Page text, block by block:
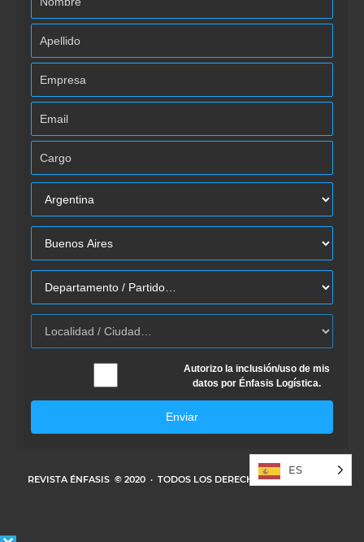
Autorizo la inclusión/uso de mis
datos por Énfasis Logística.
Enviar
REVISTA ÉNFASIS © 2020 · TODOS LOS DERECHOS RESERVADOS
ES